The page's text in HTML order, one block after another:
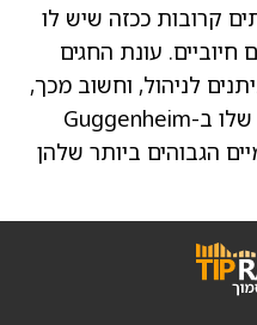
קרובות ככזה שיש לו
עונת החגים
לניהול, וחשוב מכך,
רבות מהחברות תחת הניתוח שלו ב-Guggenheim
הגבוהים ביותר שלהן